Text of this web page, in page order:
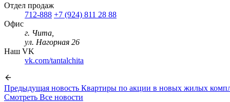
Отдел продаж
712-888 +7 (924) 811 28 88
Офис
г. Чита,
ул. Нагорная 26
Наш VK
vk.com/tantalchita
Предыдущая новость Квартиры по акции в новых жилых
Смотреть Все новости